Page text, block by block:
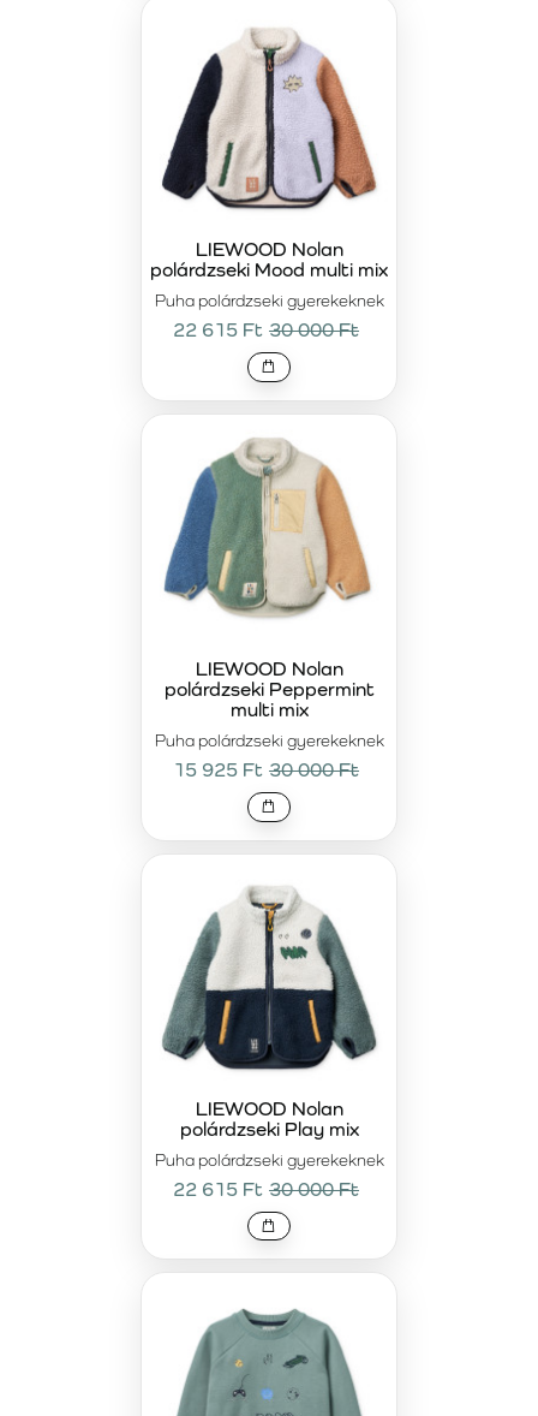
Puha polárdzseki gyerekeknek
LIEWOOD Nolan
polárdzseki Mood multi mix
22 615 Ft 30 000 Ft
Puha polárdzseki gyerekeknek
LIEWOOD Nolan
polárdzseki Peppermint
multi mix
15 925 Ft 30 000 Ft
Puha polárdzseki gyerekeknek
LIEWOOD Nolan
polárdzseki Play mix
22 615 Ft 30 000 Ft